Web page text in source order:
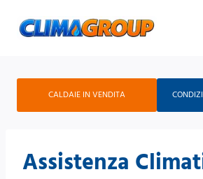
CALDAIE IN VENDITA
Assistenza